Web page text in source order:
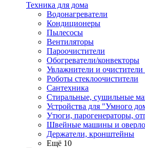
Техника для дома
Водонагреватели
Кондиционеры
Пылесосы
Вентиляторы
Пароочистители
Обогреватели/конвекторы
Увлажнители и очистители
Роботы стеклоочистители
Сантехника
Стиральные, сушильные
Устройства для "Умного
Утюги, парогенераторы,
Швейные машины и
Держатели, кронштейны
Ещё 10